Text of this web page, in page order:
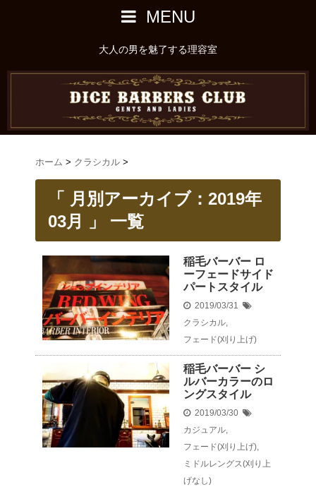
MENU
大人の男を魅了する理容室
ホーム > クラシカル >
「 月別アーカイブ：2019年
03月 」 一覧
稲毛バーバー ロ
ーフェードサイド
パートスタイル
2019/03/31
クラシカル,
フェード(刈り上げ)
稲毛バーバー シ
ルバーカラーのロ
ングスタイル
2019/03/30
カジュアル,
フェード(刈り上げ),
ミドルレングス(刈り上
げなし)